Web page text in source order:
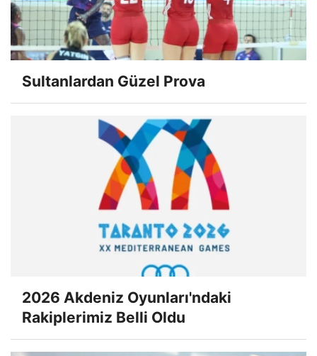
Sultanlardan Güzel Prova
2026 Akdeniz Oyunları'ndaki
Rakiplerimiz Belli Oldu